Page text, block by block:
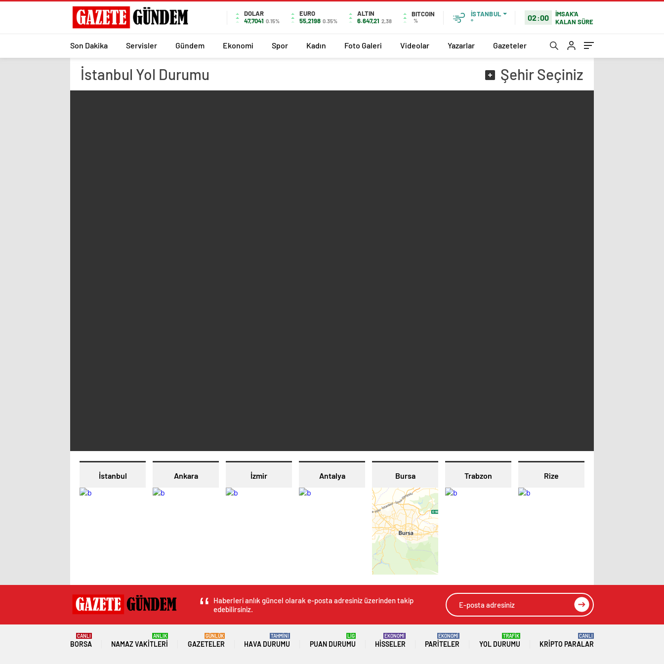
DOLAR
47,7041 0.15%
EURO
55,2198 0.35%
ALTIN
6.647,21 2,38
BITCOIN
%
İSTANBUL
°
02:00
İMSAK'A
KALAN SÜRE
Son Dakika Servisler Gündem Ekonomi Spor Kadın Foto Galeri Videolar Yazarlar Gazeteler
İstanbul Yol Durumu ŞehirSeçiniz
İstanbul Ankara İzmir Antalya Bursa Trabzon Rize
Haberleri anlık güncel olarak e-posta adresiniz üzerinden takip
edebilirsiniz.
BORSA
CANLI
NAMAZ VAKITLERI
ANLIK
GAZETELER
GÜNLÜK
HAVA DURUMU
TAHMİNİ
PUAN DURUMU
LİG
HISSELER
EKONOMİ
PARITELER
EKONOMİ
YOL DURUMU
TRAFİK
KRIPTO PARALAR
CANLI